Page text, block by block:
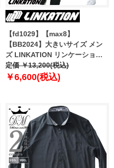
【fd1029】【max8】
【BB2024】大きいサイズ メン
ズ LINKATION リンケーション
ジャージ 上下セット アスレジャ
ー スポーツウェア lk-jj240409
定価 ￥13,200(税込)
￥6,600(税込)